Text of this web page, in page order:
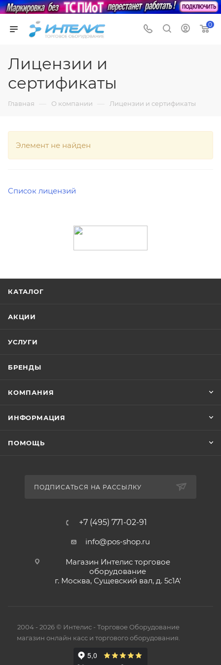
0
Лицензии и
сертификаты
Главная — О компании — Лицензии и сертификаты
Элемент не найден
Список лицензий
КАТАЛОГ
АКЦИИ
УСЛУГИ
БРЕНДЫ
КОМПАНИЯ
ИНФОРМАЦИЯ
ПОМОЩЬ
ПОДПИСАТЬСЯ НА РАССЫЛКУ
+7 (495) 771-02-91
info@pos-shop.ru
Магазин Интелис торговое
оборудование
г. Москва, Сущевский вал, д. 5с1А'
2004 - 2026 © Интелис - Торговое Оборудование
магазин онлайн касс и торгового оборудования.